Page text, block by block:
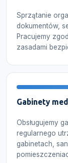
Sprzątanie
dokumentów,
Pracujemy
zasadami
Gabinety
Obsługujemy
regularnego
gabinetach,